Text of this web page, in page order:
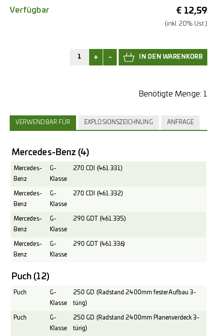
€ 12,59
(inkl. 20% Ust.)
Verfügbar
+ -
Benötigte Menge: 1
VERWENDBAR FÜR EXPLOSIONSZEICHNUNG ANFRAGE
Mercedes-Benz (4)
Mercedes-
Benz
G-
Klasse
270 CDI (461.331)
Mercedes-
Benz
G-
Klasse
270 CDI (461.332)
Mercedes-
Benz
G-
Klasse
290 GDT (461.335)
Mercedes-
Benz
G-
Klasse
290 GDT (461.336)
Puch (12)
Puch
G-
Klasse
250 GD (Radstand 2400mm fester Aufbau 3-
türig)
Puch
G-
Klasse
250 GD (Radstand 2400mm Planenverdeck 3-
türig)